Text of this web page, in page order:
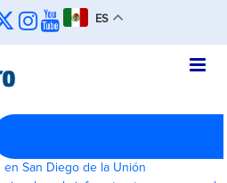
ES
San Diego de la Unión